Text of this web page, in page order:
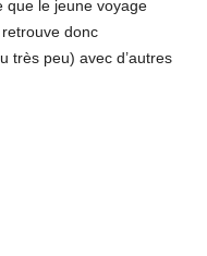
que le jeune voyage
donc
très peu) avec d’autres